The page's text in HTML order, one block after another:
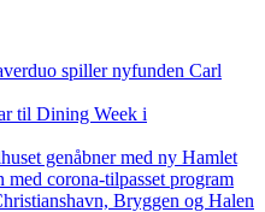
spiller nyfunden Carl
til Dining Week i
genåbner med ny Hamlet
med corona-tilpasset program
Bryggen og Halen